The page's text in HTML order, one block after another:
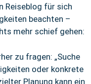
Reiseblog für sich
beachten –
mehr schief gehen:
zu fragen: „Suche
oder konkrete
Planung kann ein